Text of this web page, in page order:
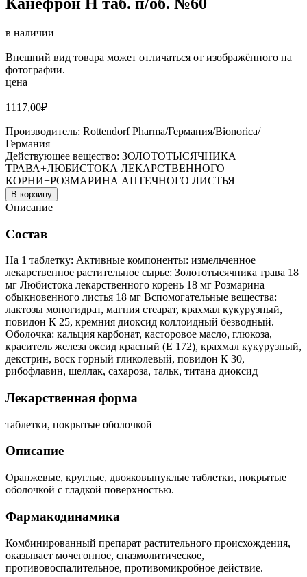
в наличии
Внешний вид товара может отличаться от изображённого на
фотографии.
цена
1117,00₽
Производитель: Rottendorf Pharma/Германия/Bionorica/
Германия
Действующее вещество: ЗОЛОТОТЫСЯЧНИКА
ТРАВА+ЛЮБИСТОКА ЛЕКАРСТВЕННОГО
КОРНИ+РОЗМАРИНА АПТЕЧНОГО ЛИСТЬЯ
В корзину
Описание
Состав
На 1 таблетку: Активные компоненты: измельченное
лекарственное растительное сырье: Золототысячника трава 18
мг Любистока лекарственного корень 18 мг Розмарина
обыкновенного листья 18 мг Вспомогательные вещества:
лактозы моногидрат, магния стеарат, крахмал кукурузный,
повидон К 25, кремния диоксид коллоидный безводный.
Оболочка: кальция карбонат, касторовое масло, глюкоза,
краситель железа оксид красный (Е 172), крахмал кукурузный,
декстрин, воск горный гликолевый, повидон К 30,
рибофлавин, шеллак, сахароза, тальк, титана диоксид
Лекарственная форма
таблетки, покрытые оболочкой
Описание
Оранжевые, круглые, двояковыпуклые таблетки, покрытые
оболочкой с гладкой поверхностью.
Фармакодинамика
Комбинированный препарат растительного происхождения,
оказывает мочегонное, спазмолитическое,
противовоспалительное, противомикробное действие.